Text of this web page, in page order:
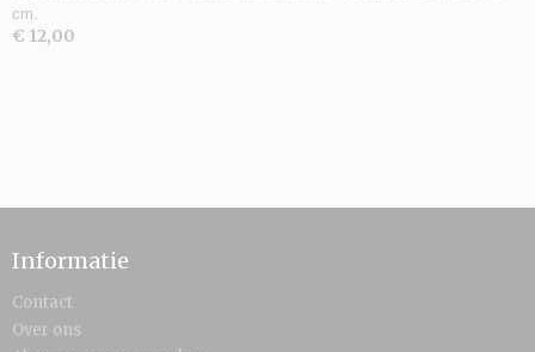
cm.
€ 12,00
Informatie
Contact
Over ons